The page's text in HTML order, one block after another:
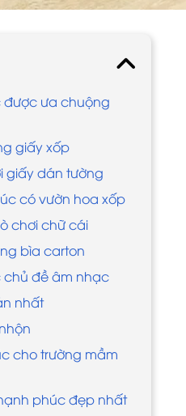
được ưa chuộng
giấy xốp
giấy dán tường
có vườn hoa xốp
chơi chữ cái
bìa carton
chủ đề âm nhạc
nhất
cho trường mầm
phúc đẹp nhất